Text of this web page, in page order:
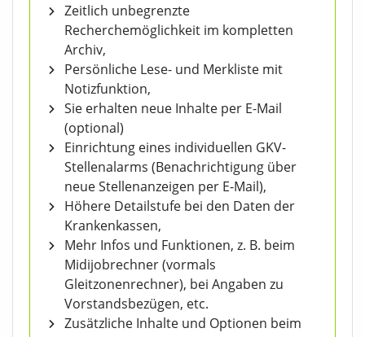
Zeitlich unbegrenzte
Recherchemöglichkeit im kompletten
Archiv,
Persönliche Lese- und Merkliste mit
Notizfunktion,
Sie erhalten neue Inhalte per E-Mail
(optional)
Einrichtung eines individuellen GKV-
Stellenalarms (Benachrichtigung über
neue Stellenanzeigen per E-Mail),
Höhere Detailstufe bei den Daten der
Krankenkassen,
Mehr Infos und Funktionen, z. B. beim
Midijobrechner (vormals
Gleitzonenrechner), bei Angaben zu
Vorstandsbezügen, etc.
Zusätzliche Inhalte und Optionen beim